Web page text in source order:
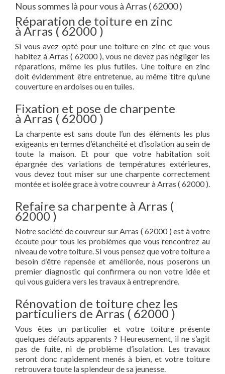
Nous sommes là pour vous à Arras ( 62000 )
Réparation de toiture en zinc
à Arras ( 62000 )
Si vous avez opté pour une toiture en zinc et que vous
habitez à Arras ( 62000 ), vous ne devez pas négliger les
réparations, même les plus futiles. Une toiture en zinc
doit évidemment être entretenue, au même titre qu’une
couverture en ardoises ou en tuiles.
Fixation et pose de charpente
à Arras ( 62000 )
La charpente est sans doute l’un des éléments les plus
exigeants en termes d’étanchéité et d’isolation au sein de
toute la maison. Et pour que votre habitation soit
épargnée des variations de températures extérieures,
vous devez tout miser sur une charpente correctement
montée et isolée grace à votre couvreur à Arras ( 62000 ).
Refaire sa charpente à Arras (
62000 )
Notre société de couvreur sur Arras ( 62000 ) est à votre
écoute pour tous les problèmes que vous rencontrez au
niveau de votre toiture. Si vous pensez que votre toiture a
besoin d’être repensée et améliorée, nous poserons un
premier diagnostic qui confirmera ou non votre idée et
qui vous guidera vers les travaux à entreprendre.
Rénovation de toiture chez les
particuliers de Arras ( 62000 )
Vous êtes un particulier et votre toiture présente
quelques défauts apparents ? Heureusement, il ne s’agit
pas de fuite, ni de problème d’isolation. Les travaux
seront donc rapidement menés à bien, et votre toiture
retrouvera toute la splendeur de sa jeunesse.